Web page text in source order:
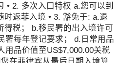
• 2. 多次入口特权 a.您可以到
时返菲入境 • 3. 豁免于: a.退
得税； b.移民署的出入境许可
署每年登记要求； d.日常用品
用品价值至US$7,000.00关税